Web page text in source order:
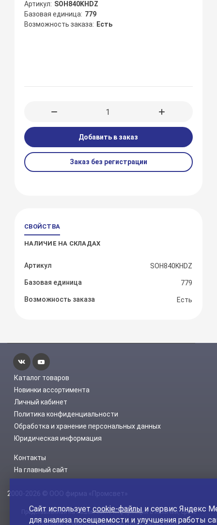
Артикул
SOH840KHDZ
Базовая единица 779
Возможность заказа
Есть
Добавить в заказ
Заказ без регистрации
СВОЙСТВА
НАЛИЧИЕ НА СКЛАДАХ
Артикул SOH840KHDZ
Базовая единица 779
Возможность заказа Есть
Каталог товаров
Новинки ассортимента
Личный кабинет
Политика конфиденциальности
Обработка и хранение персональных данных
Юридическая информация
Контакты
На главный сайт
2000-2026 © ООО фирма «Промсвет»
Представленная на нашем сайте информация о наличии, сроке
поставки, стоимости, характеристиках товара носит
Сайт используетcookie-файлы и сервис Яндекс
для анализа посещаемости и улучшения работы